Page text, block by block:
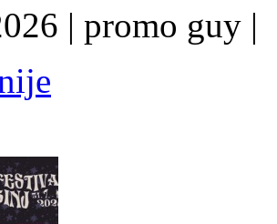
| promo guy |